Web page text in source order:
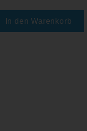
In den Warenkorb